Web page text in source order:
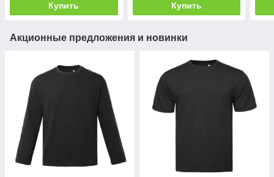
Купить Купить
Акционные предложения и новинки